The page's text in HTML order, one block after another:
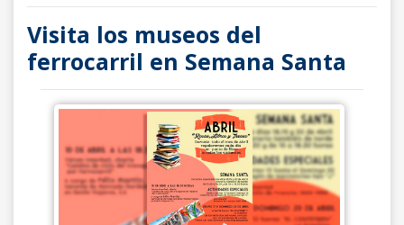
Visita los museos del
ferrocarril en Semana Santa